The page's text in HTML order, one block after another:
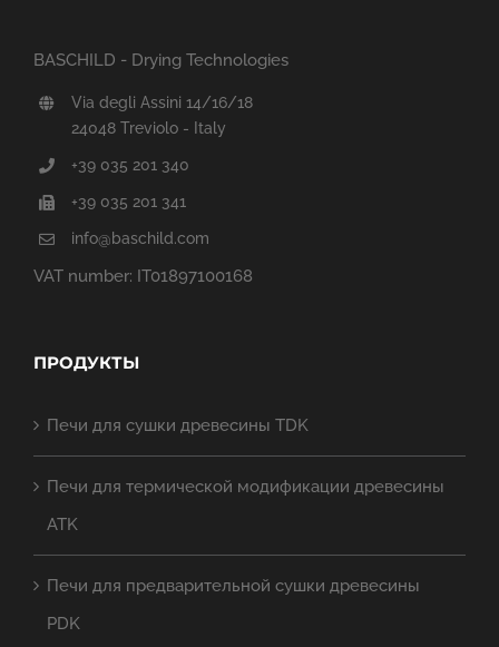
BASCHILD - Drying Technologies
Via degli Assini 14/16/18
24048 Treviolo - Italy
+39 035 201 340
+39 035 201 341
info@baschild.com
VAT number: IT01897100168
ПРОДУКТЫ
Печи для сушки древесины TDK
Печи для термической модификации древесины
ATK
Печи для предварительной сушки древесины
PDK